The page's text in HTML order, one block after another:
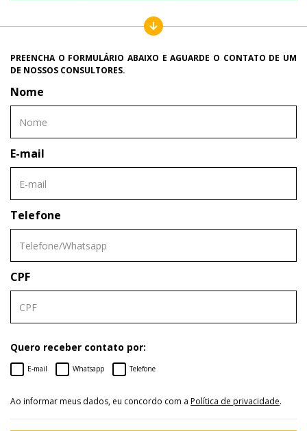
PREENCHA O FORMULÁRIO ABAIXO E AGUARDE O CONTATO DE UM
DE NOSSOS CONSULTORES.
Nome
E-mail
Telefone
CPF
Quero receber contato por:
E-mail Whatsapp Telefone
Ao informar meus dados, eu concordo com a Política de privacidade.